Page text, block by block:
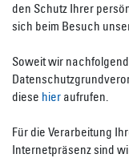
den Schutz Ihrer
sich beim Besuch
Soweit wir
diese hier aufrufen.
Für die Verarbeitung
Internetpräsenz sind